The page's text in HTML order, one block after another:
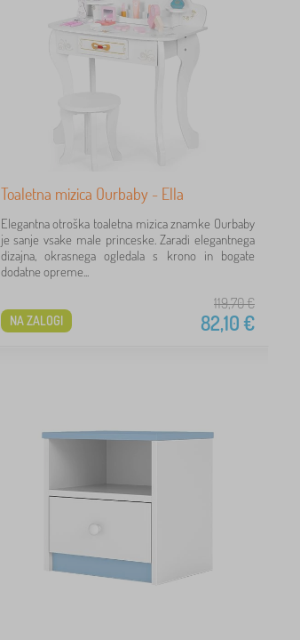
Toaletna mizica Ourbaby - Ella
Elegantna otroška toaletna mizica znamke Ourbaby
je sanje vsake male princeske. Zaradi elegantnega
dizajna, okrasnega ogledala s krono in bogate
dodatne opreme...
119,70€
82,10€
NA ZALOGI